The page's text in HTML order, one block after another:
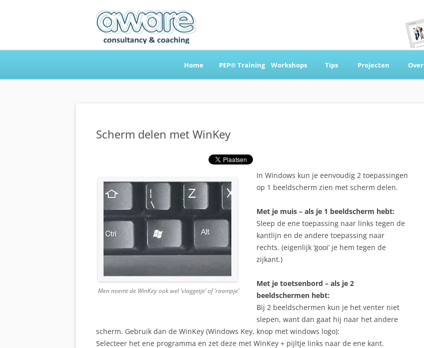
Ga
de
Home PEP® Training Workshops Tips Projecten Over
Aware Consultancy & Coaching
Scherm delen met WinKey
Men noemt de WinKey ook wel ‘vlaggetje’ of ‘raampje’
In Windows kun je eenvoudig 2 toepassingen
op 1 beeldscherm zien met scherm delen.
Met je muis – als je 1 beeldscherm hebt:
Sleep de ene toepassing naar links tegen de
kantlijn en de andere toepassing naar
rechts. (eigenlijk ‘gooi’ je hem tegen de
zijkant.)
Met je toetsenbord – als je 2
beeldschermen hebt:
Bij 2 beeldschermen kun je het venter niet
slepen, want dan gaat hij naar het andere
scherm. Gebruik dan de WinKey (Windows Key, knop met windows logo):
Selecteer het ene programma en zet deze met WinKey + pijltje links naar de ene kant.